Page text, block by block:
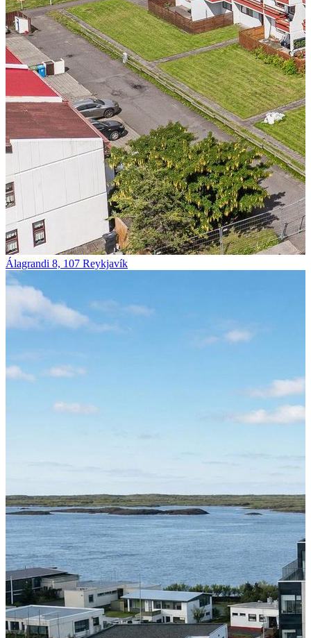
Álagrandi 8, 107 Reykjavík